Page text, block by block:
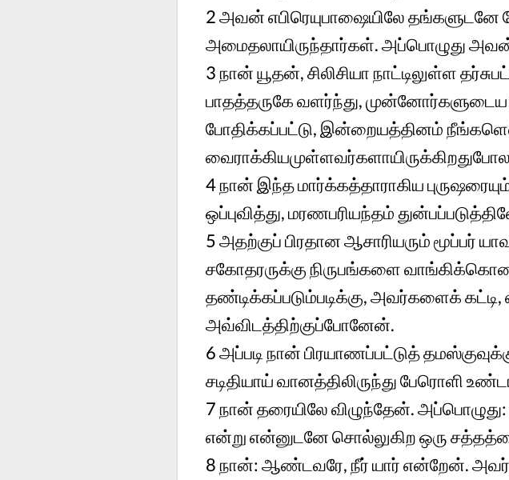
2அவன் எபிரெயுபாஷையிலே தங்களுடனே
அமைதலாயிருந்தார்கள். அப்பொழுது
3நான் யூதன், சிலிசியா நாட்டிலுள்ள
பாதத்தருகே வளர்ந்து, முன்னோர்களுடைய
போதிக்கப்பட்டு, இன்றையத்தினம்
4நான் இந்த மார்க்கத்தாராகிய
ஒப்புவித்து, மரணபரியந்தம்
5அதற்குப் பிரதான ஆசாரியரும் மூப்பர்
சகோதரருக்கு நிருபங்களை
தண்டிக்கப்படும்படிக்கு, அவர்களைக்
அவ்விடத்திற்குப்போனேன்.
6அப்படி நான் பிரயாணப்பட்டுத்
சடிதியாய் வானத்திலிருந்து பேரொளி
7நான் தரையிலே விழுந்தேன்.
என்று என்னுடனே சொல்லுகிற ஒரு
8நான்: ஆண்டவரே, நீர் யார் என்றேன். அவர்: